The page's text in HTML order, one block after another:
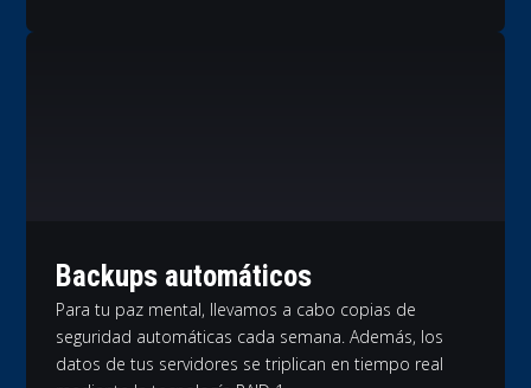
Backups automáticos
Para tu paz mental, llevamos a cabo copias de
seguridad automáticas cada semana. Además, los
datos de tus servidores se triplican en tiempo real